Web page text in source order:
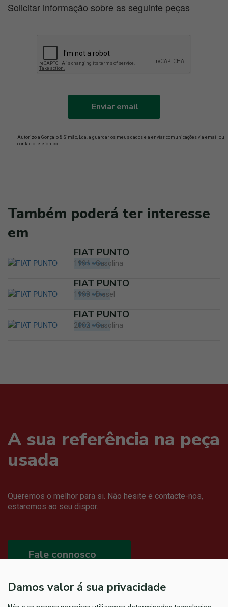
Solicitar informação sobre as seguinte peças
Enviar email
Autorizo a Gonçalo & Simão, Lda. a guardar os meus dados e a enviar comunicações via email ou
contacto telefónico.
Também poderá ter interesse
em
Para peças
FIAT PUNTO
1994 - Gasolina
Para peças
FIAT PUNTO
1998 - Diesel
Para peças
FIAT PUNTO
2002 - Gasolina
A sua referência na peça
usada
Queremos o melhor para si. Não hesite e contacte-nos,
estaremos ao seu dispor.
Fale connosco
Damos valor á sua privacidade